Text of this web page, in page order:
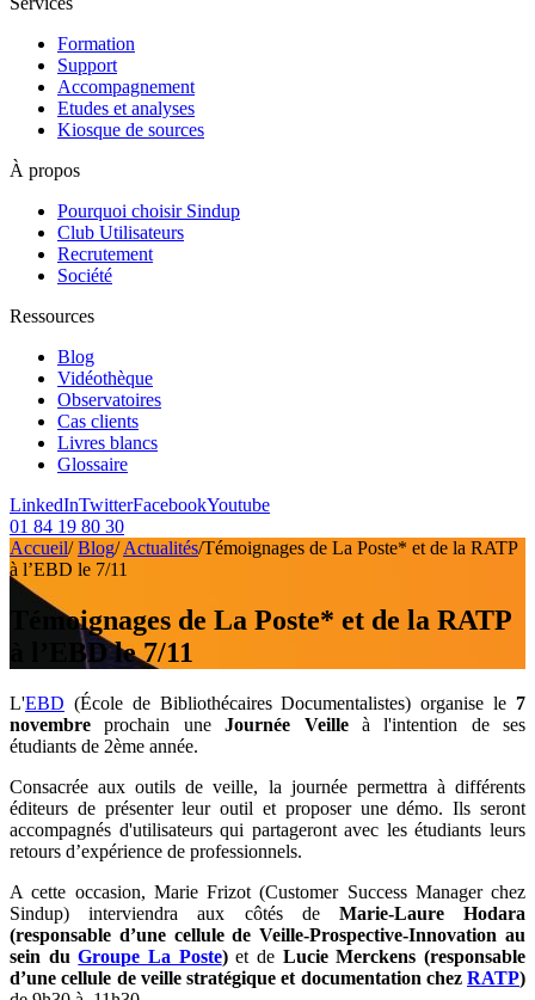
Formation
Support
Accompagnement
Etudes et analyses
Kiosque de sources
À propos
Pourquoi choisir Sindup
Club Utilisateurs
Recrutement
Société
Ressources
Blog
Vidéothèque
Observatoires
Cas clients
Livres blancs
Glossaire
LinkedInTwitterFacebookYoutube
01 84 19 80 30
Accueil/ Blog/ Actualités/Témoignages de La Poste* et de la RATP
à l’EBD le 7/11
Témoignages de La Poste* et de la RATP
à l’EBD le 7/11
L'EBD (École de Bibliothécaires Documentalistes) organise le 7
novembre prochain uneJournée Veilleà l'intention de ses
étudiants de 2ème année.
Consacrée aux outils de veille, la journée permettra à différents
éditeurs de présenter leur outil et proposer une démo. Ils seront
accompagnés d'utilisateurs qui partageront avec les étudiants leurs
retours d’expérience de professionnels.
A cette occasion, Marie Frizot (Customer Success Manager chez
Sindup) interviendra aux côtés de Marie-Laure Hodara
(responsable d’une cellule de Veille-Prospective-Innovation au
sein duGroupe La Poste)et de Lucie Merckens (responsable
d’une cellule de veille stratégique et documentation chez RATP)